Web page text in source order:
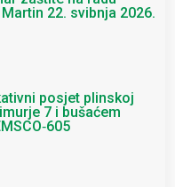
22. svibnja 2026.
posjet plinskoj
7 i bušaćem